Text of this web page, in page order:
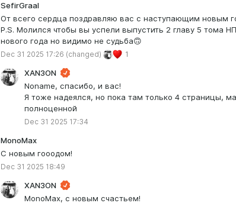
SefirGraal
От всего сердца поздравляю вас с наступающим новым
P.S. Молился чтобы вы успели выпустить 2 главу 5 тома
нового года но видимо не судьба🙃
Dec 31 2025 17:26 (changed) 1
XAN3ON
Noname, спасибо, и вас!
Я тоже надеялся, но пока там только 4 страницы,
полноценной
Dec 31 2025 17:34
MonoMax
С новым гооодом!
Dec 31 2025 18:49
XAN3ON
MonoMax, с новым счастьем!